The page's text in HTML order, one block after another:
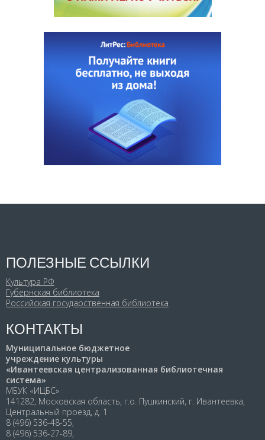
ПОЛЕЗНЫЕ ССЫЛКИ
Культура РФ
Губернская библиотека
Российская государственная библиотека
КОНТАКТЫ
Муниципальное бюджетное
учреждение культуры
«Ивантеевская централизованная библиотечная
система»
МБУК «ИЦБС»
141282, Московская область, г.о. Пушкинский, г. Ивантеевка,
Центральный проезд, д. 1
8 (496) 536-48-55,
8 (496) 536-27-89,